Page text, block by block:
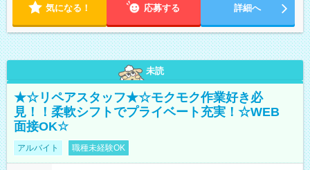
気になる！ 応募する 詳細へ
未読
★☆リペアスタッフ★☆モクモク作業好き必
見！！柔軟シフトでプライベート充実！☆WEB
面接OK☆
アルバイト 職種未経験OK